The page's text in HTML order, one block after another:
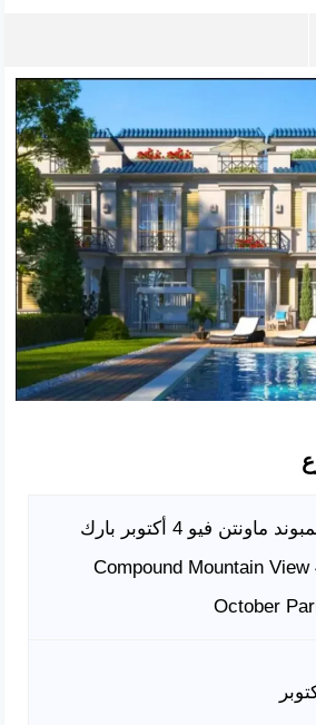
كمبوند ماونتن فيو 4 أكتوبر بارك
Compound Mountain View
October